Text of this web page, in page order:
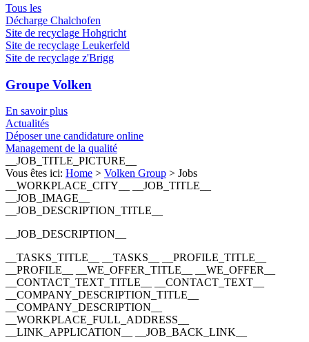
Tous les
Décharge Chalchofen
Site de recyclage Hohgricht
Site de recyclage Leukerfeld
Site de recyclage z'Brigg
Groupe Volken
En savoir plus
Actualités
Déposer une candidature online
Management de la qualité
__JOB_TITLE_PICTURE__
Vous êtes ici: Home > Volken Group > Jobs
__WORKPLACE_CITY__ __JOB_TITLE__
__JOB_IMAGE__
__JOB_DESCRIPTION_TITLE__
__JOB_DESCRIPTION__
__TASKS_TITLE__ __TASKS__ __PROFILE_TITLE__
__PROFILE__ __WE_OFFER_TITLE__ __WE_OFFER__
__CONTACT_TEXT_TITLE__ __CONTACT_TEXT__
__COMPANY_DESCRIPTION_TITLE__
__COMPANY_DESCRIPTION__
__WORKPLACE_FULL_ADDRESS__
__LINK_APPLICATION__ __JOB_BACK_LINK__